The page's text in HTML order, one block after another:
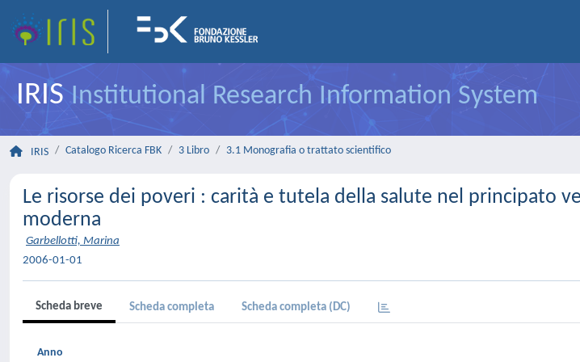
IRISInstitutional Research Information System
IRIS Catalogo Ricerca FBK 3 Libro 3.1 Monografia o trattato scientifico
Le risorse dei poveri : carità e tutela della salute nel principato
moderna
Garbellotti, Marina
2006-01-01
Scheda breve Scheda completa Scheda completa (DC)
Anno